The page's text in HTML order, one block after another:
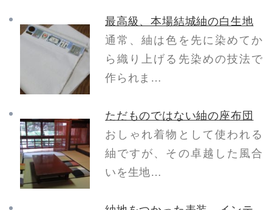
最高級、本場結城紬の白生地
通常、紬は色を先に染めてか
ら織り上げる先染めの技法で
作られま…
ただものではない紬の座布団
おしゃれ着物として使われる
紬ですが、その卓越した風合
いを生地…